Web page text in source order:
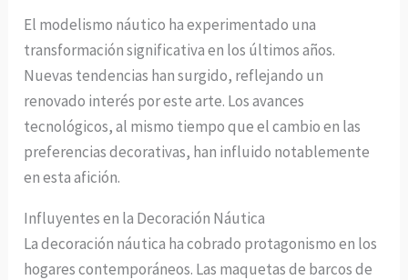
El modelismo náutico ha experimentado una
transformación significativa en los últimos años.
Nuevas tendencias han surgido, reflejando un
renovado interés por este arte. Los avances
tecnológicos, al mismo tiempo que el cambio en las
preferencias decorativas, han influido notablemente
en esta afición.
Influyentes en la Decoración Náutica
La decoración náutica ha cobrado protagonismo en los
hogares contemporáneos. Las maquetas de barcos de